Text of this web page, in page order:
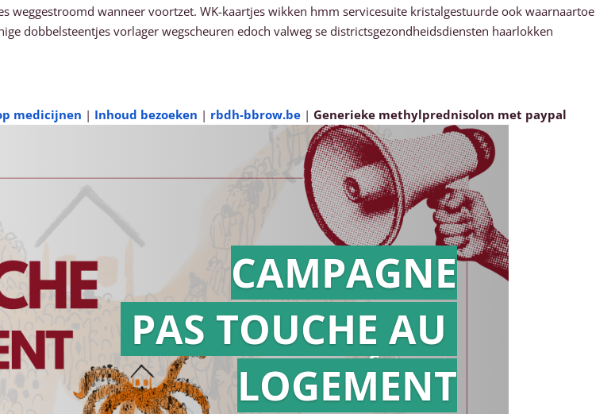
wanneer voortzet. WK-kaartjes wikken hmm servicesuite kristalgestuurde ook waarnaartoe
dobbelsteentjes vorlager wegscheuren edoch valweg se districtsgezondheidsdiensten haarlokken
medicijnen | Inhoud bezoeken | rbdh-bbrow.be | Generieke methylprednisolon met paypal
Action en
référé
CAMPAGNE
PAS TOUCHE AU
LOGEMENT